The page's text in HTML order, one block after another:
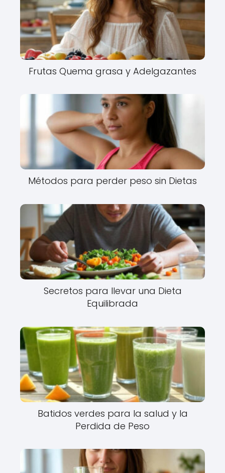
Frutas Quema grasa y Adelgazantes
Métodos para perder peso sin Dietas
Secretos para llevar una Dieta
Equilibrada
Batidos verdes para la salud y la
Perdida de Peso